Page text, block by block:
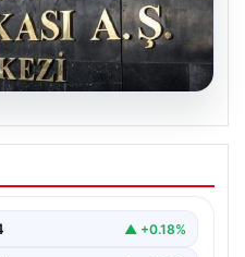
ne zaman?
ayı faiz beklentisi
▲ +0.18%